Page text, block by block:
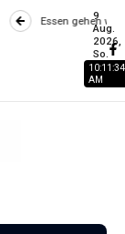
zum Luxus? Wie
9
Aug.
2026,
So.
10:11:35
AM